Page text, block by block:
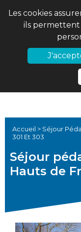
Les cookies
ils permettent
02 97 56 61 18
Accueil > Séjour
301 Et 303
Séjour
Hauts de